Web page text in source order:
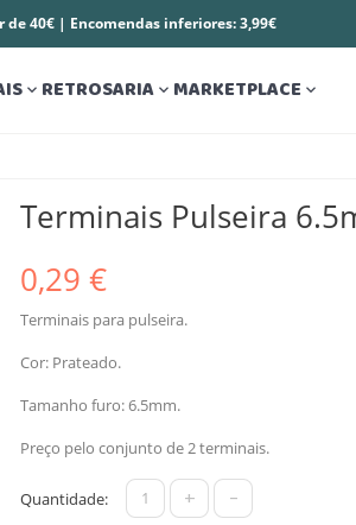
de 40€ | Encomendas inferiores: 3,99€
 RETROSARIA MARKETPLACE 
Terminais Pulseira
0,29 €
Terminais para pulseira.
Cor: Prateado.
Tamanho furo: 6.5mm.
Preço pelo conjunto de 2 terminais.
Quantidade: + -